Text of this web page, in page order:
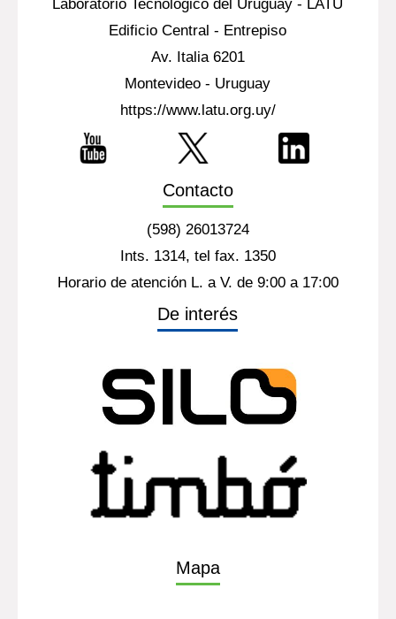
Laboratorio Tecnológico del Uruguay - LATU
Edificio Central - Entrepiso
Av. Italia 6201
Montevideo - Uruguay
https://www.latu.org.uy/
Contacto
(598) 26013724
Ints. 1314, tel fax. 1350
Horario de atención L. a V. de 9:00 a 17:00
De interés
Mapa